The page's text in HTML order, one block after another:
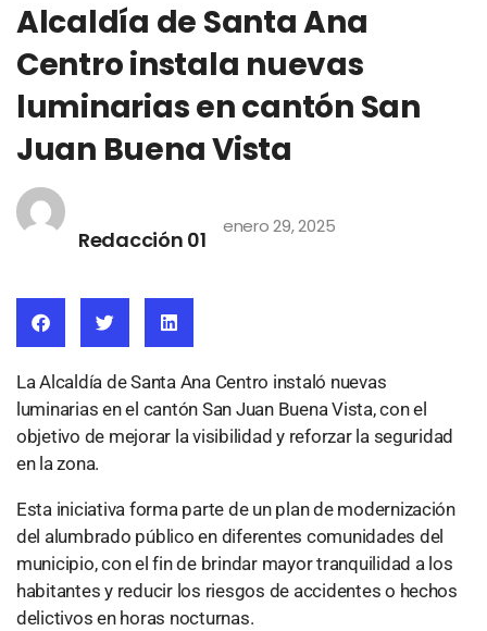
Alcaldía de Santa Ana
Centro instala nuevas
luminarias en cantón San
Juan Buena Vista
Redacción 01
enero 29, 2025
La Alcaldía de Santa Ana Centro instaló nuevas
luminarias en el cantón San Juan Buena Vista, con el
objetivo de mejorar la visibilidad y reforzar la seguridad
en la zona.
Esta iniciativa forma parte de un plan de modernización
del alumbrado público en diferentes comunidades del
municipio, con el fin de brindar mayor tranquilidad a los
habitantes y reducir los riesgos de accidentes o hechos
delictivos en horas nocturnas.